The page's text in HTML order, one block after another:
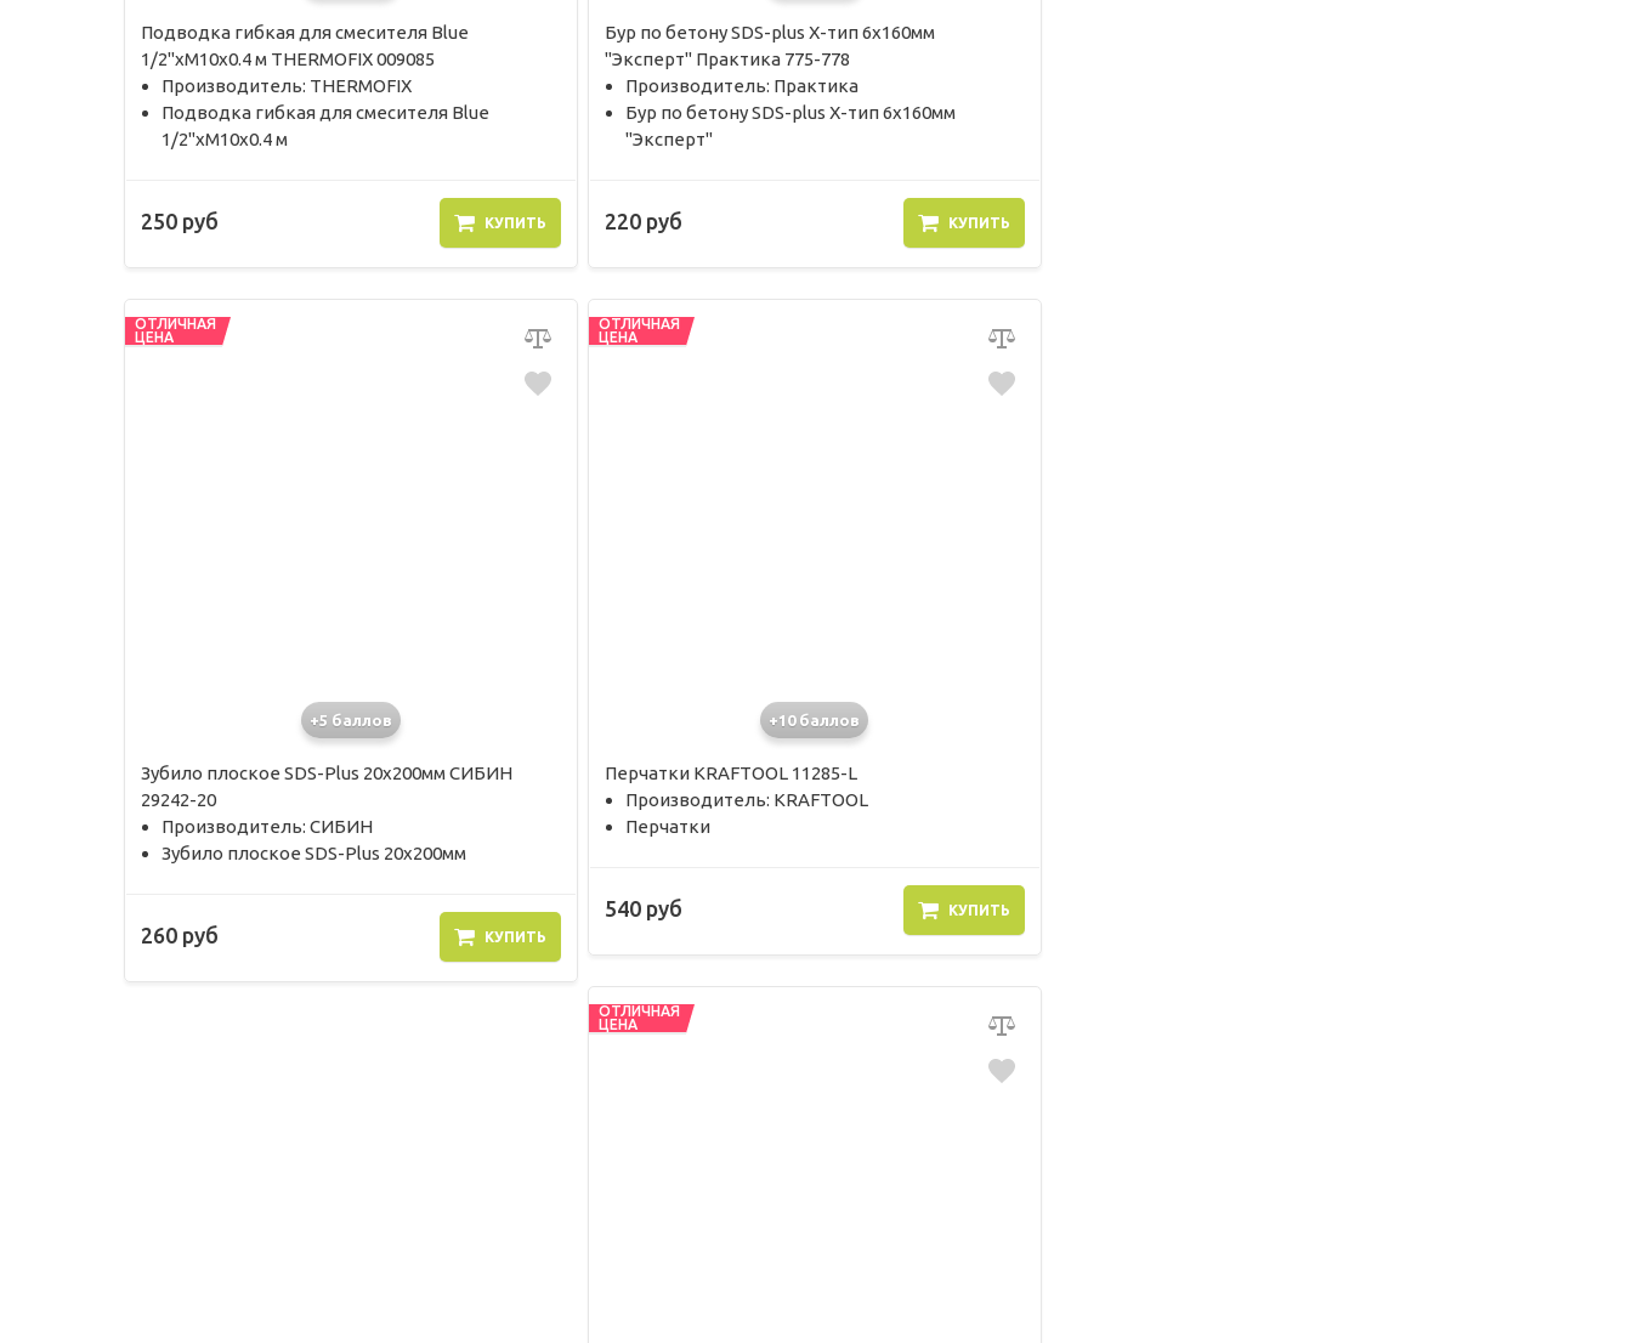
Подводка гибкая для смесителя Blue
1/2"хМ10х0.4 м THERMOFIX 009085
Производитель: THERMOFIX
Подводка гибкая для смесителя Blue
1/2"хМ10х0.4 м
250 руб КУПИТЬ
Бур по бетону SDS-plus X-тип 6х160мм
"Эксперт" Практика 775-778
Производитель: Практика
Бур по бетону SDS-plus X-тип 6х160мм
"Эксперт"
220 руб КУПИТЬ
ОТЛИЧНАЯ
ЦЕНА
+5 баллов
Зубило плоское SDS-Plus 20х200мм СИБИН
29242-20
Производитель: СИБИН
Зубило плоское SDS-Plus 20х200мм
260 руб КУПИТЬ
ОТЛИЧНАЯ
ЦЕНА
+10 баллов
Перчатки KRAFTOOL 11285-L
Производитель: KRAFTOOL
Перчатки
540 руб КУПИТЬ
ОТЛИЧНАЯ
ЦЕНА